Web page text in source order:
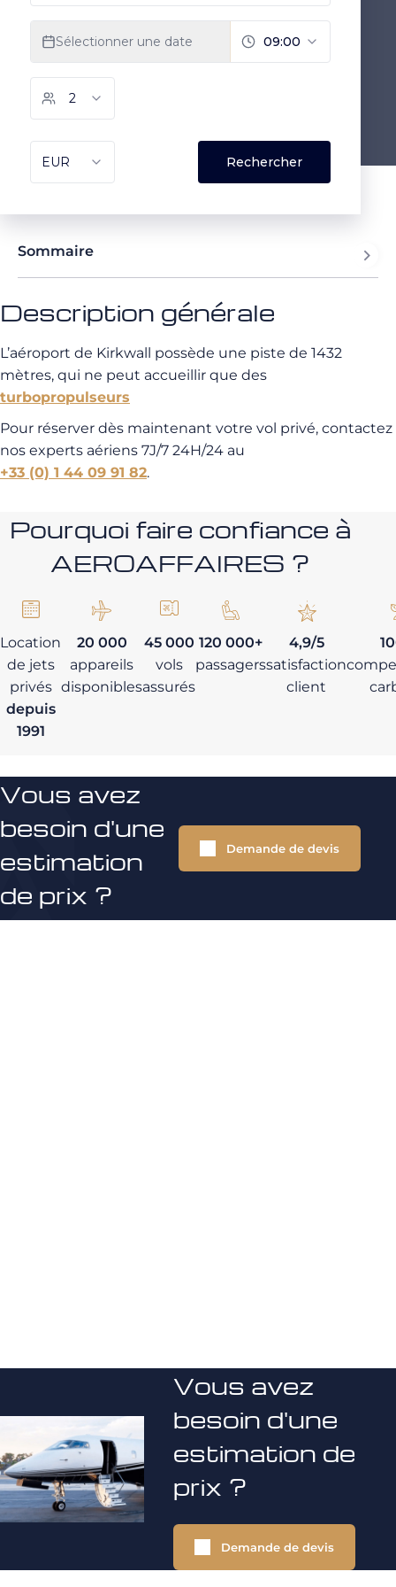
Sommaire
Description générale
L’aéroport de Kirkwall possède une piste de 1432
mètres, qui ne peut accueillir que des
turbopropulseurs
Pour réserver dès maintenant votre vol privé, contactez
nos experts aériens 7J/7 24H/24 au
+33 (0) 1 44 09 91 82.
Pourquoi faire confiance à
AEROAFFAIRES ?
Location
de jets
privés
depuis
1991
20 000
appareils
disponibles
45 000
vols
assurés
120 000+
passagers
4,9/5
satisfaction
client
Vous avez
besoin d'une
estimation
de prix ?
Demande de devis
Vous avez
besoin d'une
estimation de
prix ?
Demande de devis